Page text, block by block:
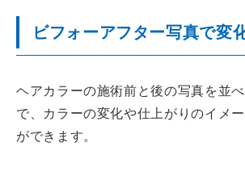
ビフォーアフター写真で変
ヘアカラーの施術前と後の写真を並
で、カラーの変化や仕上がりのイメ
ができます。